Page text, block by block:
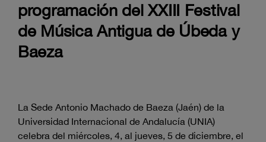
programación del XXIII Festival
de Música Antigua de Úbeda y
Baeza
La Sede Antonio Machado de Baeza (Jaén) de la
Universidad Internacional de Andalucía (UNIA)
celebra del miércoles, 4, al jueves, 5 de diciembre, el